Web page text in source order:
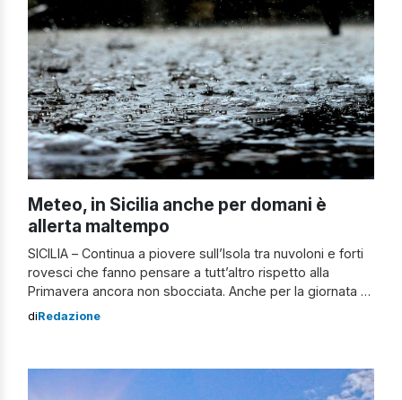
Meteo, in Sicilia anche per domani è
allerta maltempo
SICILIA – Continua a piovere sull’Isola tra nuvoloni e forti
rovesci che fanno pensare a tutt’altro rispetto alla
Primavera ancora non sbocciata. Anche per la giornata di
domani, giovedì 9 maggio, è previsto tempo instabile su
gialla solo […]
diRedazione